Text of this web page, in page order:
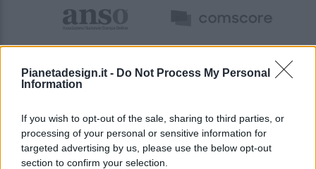
Pianetadesign.it - Do Not Process My Personal
Information
If you wish to opt-out of the sale, sharing to third parties, or
processing of your personal or sensitive information for
targeted advertising by us, please use the below opt-out
section to confirm your selection.
© 2026 - Pianeta Design - P.IVA 04827280654 - Testata